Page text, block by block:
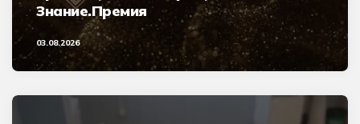
Знание.Премия
03.08.2026